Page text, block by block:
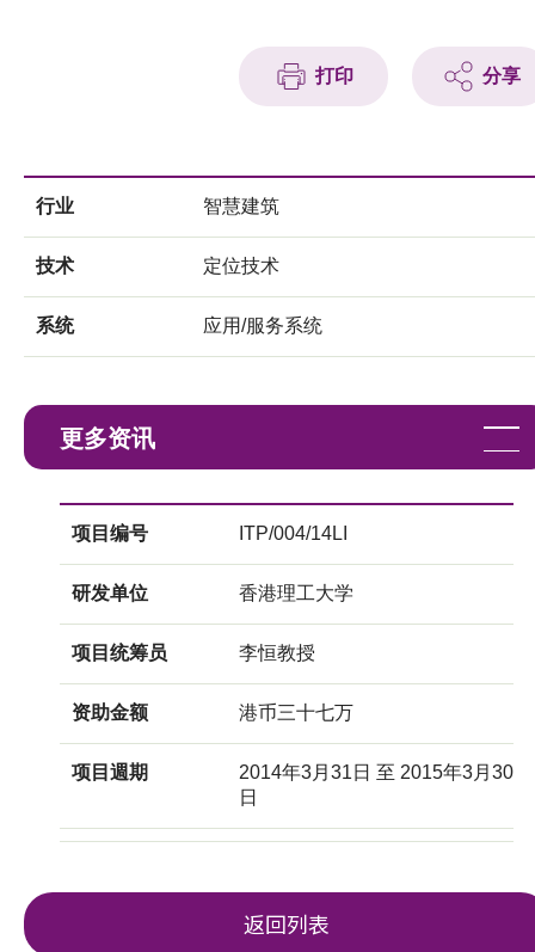
打印 分享
行业 智慧建筑
技术 定位技术
系统 应用/服务系统
更多资讯
项目编号 ITP/004/14LI
研发单位 香港理工大学
项目统筹员 李恒教授
资助金额 港币三十七万
项目週期
2014年3月31日 至 2015年3月30
日
返回列表